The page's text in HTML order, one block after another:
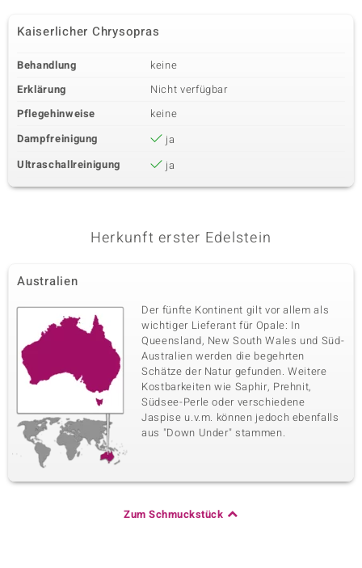
Kaiserlicher Chrysopras
Behandlung
keine
Erklärung
Nicht verfügbar
Pflegehinweise
keine
Dampfreinigung
ja
Ultraschallreinigung
ja
Herkunft erster Edelstein
Australien
Der fünfte Kontinent gilt vor allem als
wichtiger Lieferant für Opale: In
Queensland, New South Wales und Süd-
Australien werden die begehrten
Schätze der Natur gefunden. Weitere
Kostbarkeiten wie Saphir, Prehnit,
Südsee-Perle oder verschiedene
Jaspise u.v.m. können jedoch ebenfalls
aus "Down Under" stammen.
Zum Schmuckstück